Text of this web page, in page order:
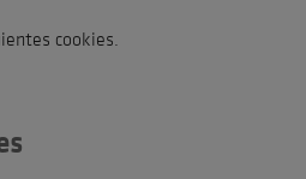
cookies.